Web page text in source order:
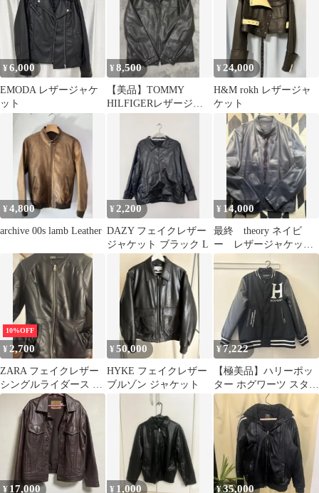
¥6,000
EMODA レザージャケ
ット
¥8,500
【美品】TOMMY
HILFIGERレザージャ
¥24,000
H&M rokh レザージャ
ケット
¥4,800
archive 00s lamb Leather
¥ 2,200
DAZY フェイクレザー
ジャケット ブラック L
¥ 14,000
最終 theory ネイビ
ー レザージャケッ
ト 羊革 Lサイズ
10%OFF
¥ 2,700
ZARA フェイクレザー
シングルライダース ジ
ャケット ブラック S
¥50,000
HYKE フェイクレザー
ブルゾン ジャケット
¥7,222
【極美品】ハリーポッ
ター ホグワーツ スタジ
ャン Lサイズ 原宿マホ
ウドコロ購入
¥ 17,000 ¥ 1,000 ¥35,000